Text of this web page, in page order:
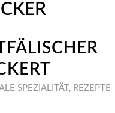
SPEZIALITÄT , REZEPTE